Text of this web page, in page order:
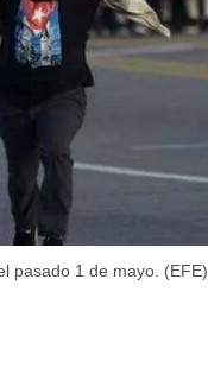
pasado 1 de mayo. (EFE)